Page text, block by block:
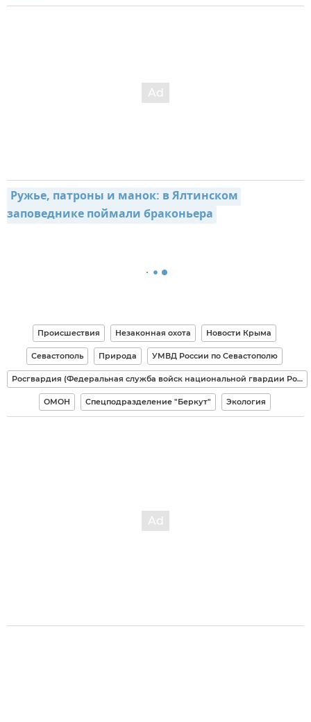
Ружье, патроны и манок: в Ялтинском
заповеднике поймали браконьера
Происшествия Незаконная охота Новости Крыма
Севастополь Природа УМВД России по Севастополю
Росгвардия (Федеральная служба войск национальной гвардии Российской Федерации)
ОМОН Спецподразделение "Беркут" Экология